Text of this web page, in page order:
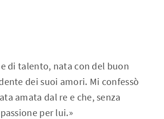
di talento, nata con del buon
dei suoi amori. Mi confessò
amata dal re e che, senza
per lui.»